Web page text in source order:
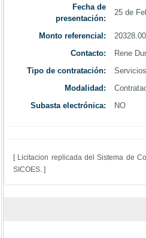
Fecha de
presentación:
25 de
Monto referencial:
Contacto:
Rene
Tipo de contratación:
Modalidad:
Subasta electrónica:
NO
[ Licitacion replicada del Sistema de
SICOES. ]